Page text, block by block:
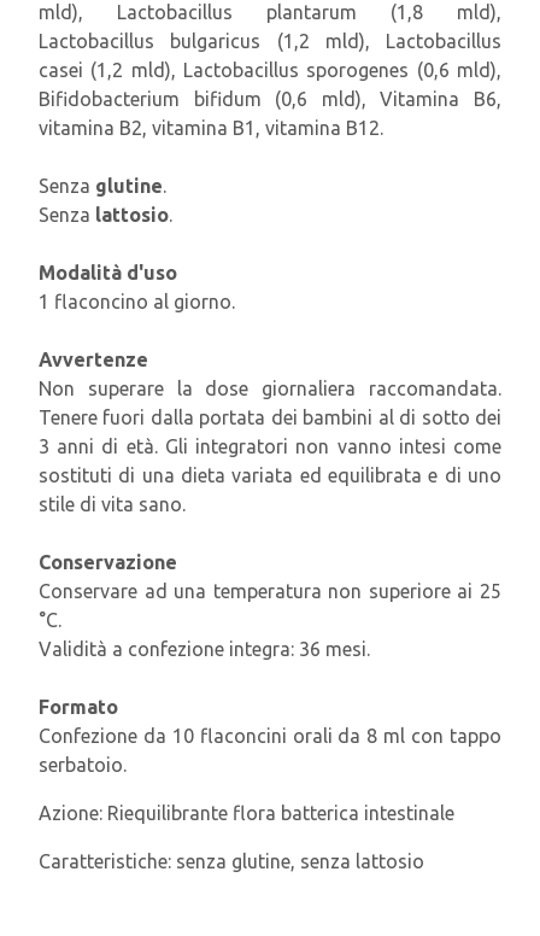
mld), Lactobacillus plantarum (1,8 mld),
Lactobacillus bulgaricus (1,2 mld), Lactobacillus
casei (1,2 mld), Lactobacillus sporogenes (0,6 mld),
Bifidobacterium bifidum (0,6 mld), Vitamina B6,
vitamina B2, vitamina B1, vitamina B12.
Senza glutine.
Senza lattosio.
Modalità d'uso
1 flaconcino al giorno.
Avvertenze
Non superare la dose giornaliera raccomandata.
Tenere fuori dalla portata dei bambini al di sotto dei
3 anni di età. Gli integratori non vanno intesi come
sostituti di una dieta variata ed equilibrata e di uno
stile di vita sano.
Conservazione
Conservare ad una temperatura non superiore ai 25
°C.
Validità a confezione integra: 36 mesi.
Formato
Confezione da 10 flaconcini orali da 8 ml con tappo
serbatoio.
Azione: Riequilibrante flora batterica intestinale
Caratteristiche: senza glutine, senza lattosio